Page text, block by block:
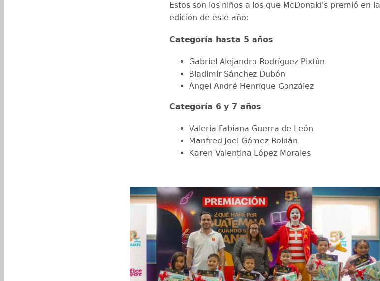
Estos son los niños a los que McDonald's premió en la
edición de este año:
Categoría hasta 5 años
Gabriel Alejandro Rodríguez Pixtún
Bladimir Sánchez Dubón
Ángel André Henrique González
Categoría 6 y 7 años
Valeria Fabiana Guerra de León
Manfred Joel Gómez Roldán
Karen Valentina López Morales